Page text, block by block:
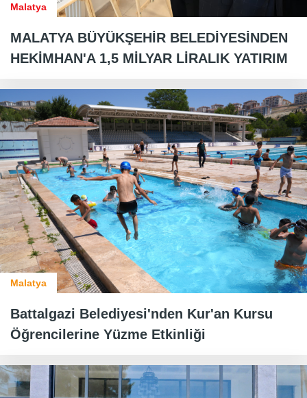
Malatya
MALATYA BÜYÜKŞEHİR BELEDİYESİNDEN
HEKİMHAN'A 1,5 MİLYAR LİRALIK YATIRIM
Malatya
Battalgazi Belediyesi'nden Kur'an Kursu
Öğrencilerine Yüzme Etkinliği